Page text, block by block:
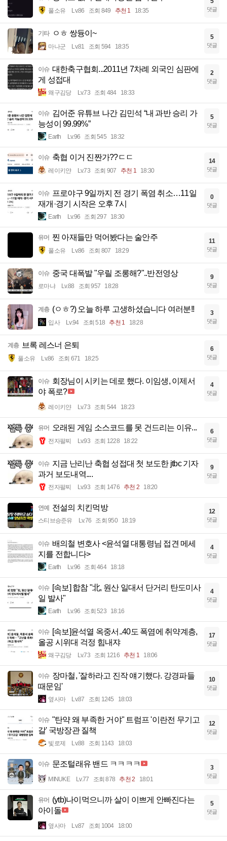
풀소유 Lv.86 조회 849 추천 1 18:35 댓글
기타 ㅇㅎ 쌍듕이~
마나군 Lv.81 조회 594 18:35
5
댓글
이슈 대한축구협회...2011년 7차례 외국인 심판에
게 성접대
왜구김당 Lv.73 조회 484 18:33
2
댓글
이슈 김어준 유튜브 나간 김민석 “내 과반 승리 가
능성이 99.99%”
Earth Lv.96 조회 545 18:32
5
댓글
이슈 축협 이거 진짠가??ㄷㄷ
레이키얀 Lv.73 조회 907 추천 1 18:30
14
댓글
이슈 프로야구 9일까지 전 경기 폭염 취소…11일
재개·경기 시작은 오후 7시
Earth Lv.96 조회 297 18:30
0
댓글
유머 찐 아재들만 먹어봤다는 술안주
풀소유 Lv.86 조회 807 18:29
11
댓글
이슈 중국 대폭발 "우릴 조롱해?"..반전영상
로마냐 Lv.88 조회 957 18:28
9
댓글
계층 (ㅇㅎ?) 오늘 하루 고생하셨습니다 여러분!!
입사 Lv.94 조회 518 추천 1 18:28
3
댓글
계층 브록 레스너 은퇴
풀소유 Lv.86 조회 671 18:25
6
댓글
이슈 회장님이 시키는 데로 했다. 이임생, 이제서
야 폭로?
레이키얀 Lv.73 조회 544 18:23
4
댓글
유머 오래된 게임 소스코드를 못 건드리는 이유...
전자팔찌 Lv.93 조회 1228 18:22
6
댓글
이슈 지금 난리난 축협 성접대 첫 보도한 jtbc 기자
과거 보도내역....
전자팔찌 Lv.93 조회 1476 추천 2 18:20
9
댓글
연예 전설의 치킨먹방
스티브승준유 Lv.76 조회 950 18:19
12
댓글
이슈 배의철 변호사 <윤석열 대통령님 접견 메세
지를 전합니다>
Earth Lv.96 조회 464 18:18
4
댓글
이슈 [속보] 합참 "北, 원산 일대서 단거리 탄도미사
일 발사"
Earth Lv.96 조회 523 18:16
4
댓글
이슈 [속보]윤석열 옥중서..40도 폭염에 취약계층,
올공 시위대 걱정 힘내쟈
왜구김당 Lv.73 조회 1216 추천 1 18:06
17
댓글
이슈 장마철, '잘하라고 진작 얘기했다. 강경파들
때문임'
옆사마 Lv.87 조회 1245 18:03
10
댓글
이슈 "탄약 왜 부족한 거야" 트럼프 '이란전 무기고
갈' 국방장관 질책
빛로제 Lv.88 조회 1143 18:03
12
댓글
이슈 문조털래유 밴드 ㅋㅋㅋㅋ
MINUKE Lv.77 조회 878 추천 2 18:01
3
댓글
유머 (ytb)나이먹으니까 살이 이쁘게 안빠진다는
아이돌
옆사마 Lv.87 조회 1004 18:00
5
댓글